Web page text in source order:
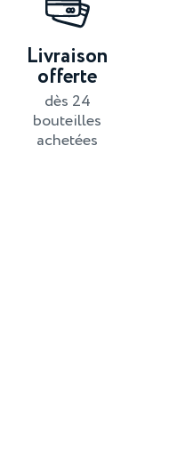
Livraison
offerte
dès 24
bouteilles
achetées